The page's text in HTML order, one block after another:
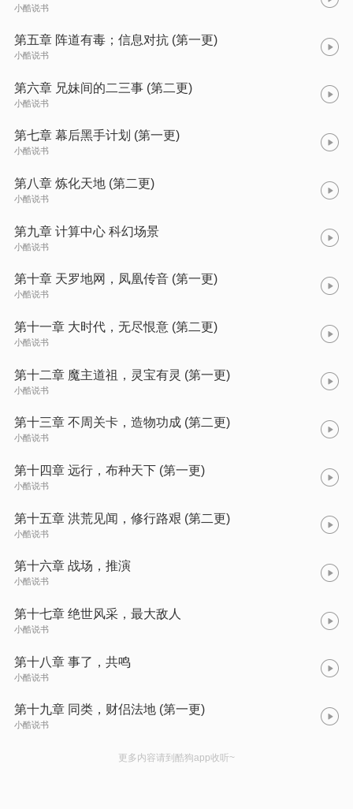
小酷说书
第五章 阵道有毒；信息对抗 (第一更)
小酷说书
第六章 兄妹间的二三事 (第二更)
小酷说书
第七章 幕后黑手计划 (第一更)
小酷说书
第八章 炼化天地 (第二更)
小酷说书
第九章 计算中心 科幻场景
小酷说书
第十章 天罗地网，凤凰传音 (第一更)
小酷说书
第十一章 大时代，无尽恨意 (第二更)
小酷说书
第十二章 魔主道祖，灵宝有灵 (第一更)
小酷说书
第十三章 不周关卡，造物功成 (第二更)
小酷说书
第十四章 远行，布种天下 (第一更)
小酷说书
第十五章 洪荒见闻，修行路艰 (第二更)
小酷说书
第十六章 战场，推演
小酷说书
第十七章 绝世风采，最大敌人
小酷说书
第十八章 事了，共鸣
小酷说书
第十九章 同类，财侣法地 (第一更)
小酷说书
更多内容请到酷狗app收听~